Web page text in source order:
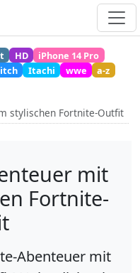
HD
iPhone 14 Pro
Itachi wwe a-z
stylischen Fortnite-Outfit
mit
Fortnite-
Abenteuer mit